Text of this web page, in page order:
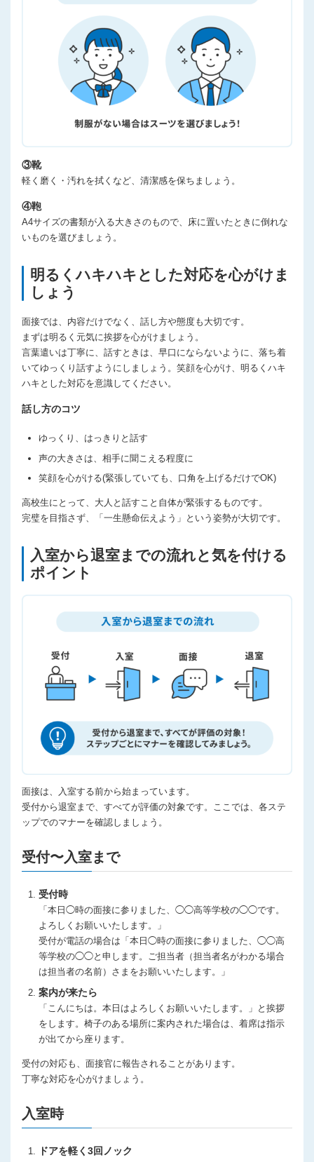
③靴
軽く磨く・汚れを拭くなど、清潔感を保ちましょう。
④鞄
A4サイズの書類が入る大きさのもので、床に置いたときに倒れな
いものを選びましょう。
明るくハキハキとした対応を心がけま
しょう
面接では、内容だけでなく、話し方や態度も大切です。
まずは明るく元気に挨拶を心がけましょう。
言葉遣いは丁寧に、話すときは、早口にならないように、落ち着
いてゆっくり話すようにしましょう。笑顔を心がけ、明るくハキ
ハキとした対応を意識してください。
話し方のコツ
ゆっくり、はっきりと話す
声の大きさは、相手に聞こえる程度に
笑顔を心がける(緊張していても、口角を上げるだけでOK)
高校生にとって、大人と話すこと自体が緊張するものです。
完璧を目指さず、「一生懸命伝えよう」という姿勢が大切です。
入室から退室までの流れと気を付ける
ポイント
面接は、入室する前から始まっています。
受付から退室まで、すべてが評価の対象です。ここでは、各ステ
ップでのマナーを確認しましょう。
受付〜入室まで
受付時
「本日◯時の面接に参りました、◯◯高等学校の◯◯です。
よろしくお願いいたします。」
受付が電話の場合は「本日◯時の面接に参りました、◯◯高
等学校の◯◯と申します。ご担当者（担当者名がわかる場合
は担当者の名前）さまをお願いいたします。」
案内が来たら
「こんにちは。本日はよろしくお願いいたします。」と挨拶
をします。椅子のある場所に案内された場合は、着席は指示
が出てから座ります。
受付の対応も、面接官に報告されることがあります。
丁寧な対応を心がけましょう。
入室時
ドアを軽く3回ノック